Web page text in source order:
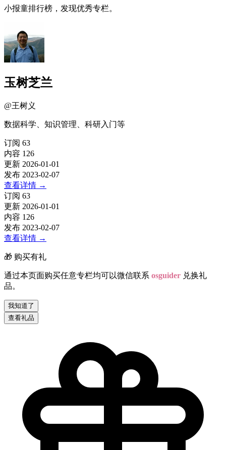
小报童排行榜，发现优秀专栏。
玉树芝兰
@王树义
数据科学、知识管理、科研入门等
订阅 63
内容 126
更新 2026-01-01
发布 2023-02-07
查看详情 →
订阅 63
更新 2026-01-01
内容 126
发布 2023-02-07
查看详情 →
🎁 购买有礼
通过本页面购买任意专栏均可以微信联系 osguider 兑换礼
品。
我知道了
查看礼品